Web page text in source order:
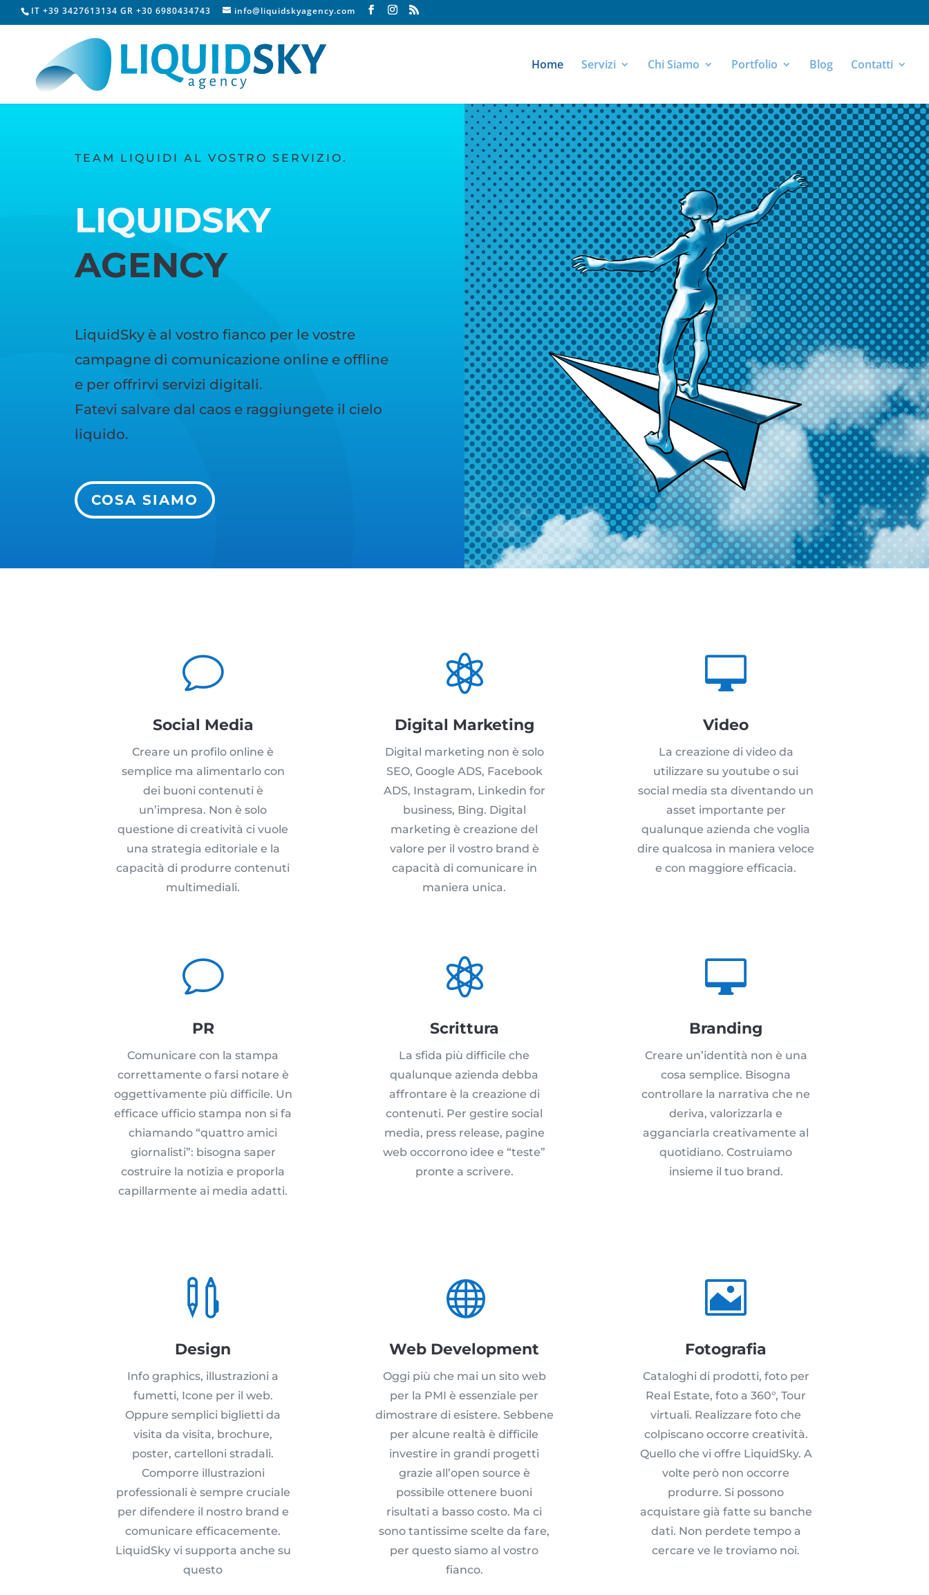
IT +39 3427613134 GR +30 6980434743 info@liquidskyagency.com
Home Servizi Chi Siamo Portfolio Blog Contatti
TEAM LIQUIDI AL VOSTRO SERVIZIO.
LIQUIDSKY
AGENCY
LiquidSky è al vostro fianco per le vostre
campagne di comunicazione online e offline
e per offrirvi servizi digitali.
Fatevi salvare dal caos e raggiungete il cielo
liquido.
COSA SIAMO
v
Social Media
Creare un profilo online è
semplice ma alimentarlo con
dei buoni contenuti è
un’impresa. Non è solo
questione di creatività ci vuole
una strategia editoriale e la
capacità di produrre contenuti
multimediali.

Digital Marketing
Digital marketing non è solo
SEO, Google ADS, Facebook
ADS, Instagram, Linkedin for
business, Bing. Digital
marketing è creazione del
valore per il vostro brand è
capacità di comunicare in
maniera unica.

Video
La creazione di video da
utilizzare su youtube o sui
social media sta diventando un
asset importante per
qualunque azienda che voglia
dire qualcosa in maniera veloce
e con maggiore efficacia.
v
PR
Comunicare con la stampa
correttamente o farsi notare è
oggettivamente più difficile. Un
efficace ufficio stampa non si fa
chiamando “quattro amici
giornalisti”: bisogna saper
costruire la notizia e proporla
capillarmente ai media adatti.

Scrittura
La sfida più difficile che
qualunque azienda debba
affrontare è la creazione di
contenuti. Per gestire social
media, press release, pagine
web occorrono idee e “teste”
pronte a scrivere.

Branding
Creare un’identità non è una
cosa semplice. Bisogna
controllare la narrativa che ne
deriva, valorizzarla e
agganciarla creativamente al
quotidiano. Costruiamo
insieme il tuo brand.

Design
Info graphics, illustrazioni a
fumetti, Icone per il web.
Oppure semplici biglietti da
visita da visita, brochure,
poster, cartelloni stradali.
Comporre illustrazioni
professionali è sempre cruciale
per difendere il nostro brand e
comunicare efficacemente.
LiquidSky vi supporta anche su
questo

Web Development
Oggi più che mai un sito web
per la PMI è essenziale per
dimostrare di esistere. Sebbene
per alcune realtà è difficile
investire in grandi progetti
grazie all’open source è
possibile ottenere buoni
risultati a basso costo. Ma ci
sono tantissime scelte da fare,
per questo siamo al vostro
fianco.

Fotografia
Cataloghi di prodotti, foto per
Real Estate, foto a 360°, Tour
virtuali. Realizzare foto che
colpiscano occorre creatività.
Quello che vi offre LiquidSky. A
volte però non occorre
produrre. Si possono
acquistare già fatte su banche
dati. Non perdete tempo a
cercare ve le troviamo noi.